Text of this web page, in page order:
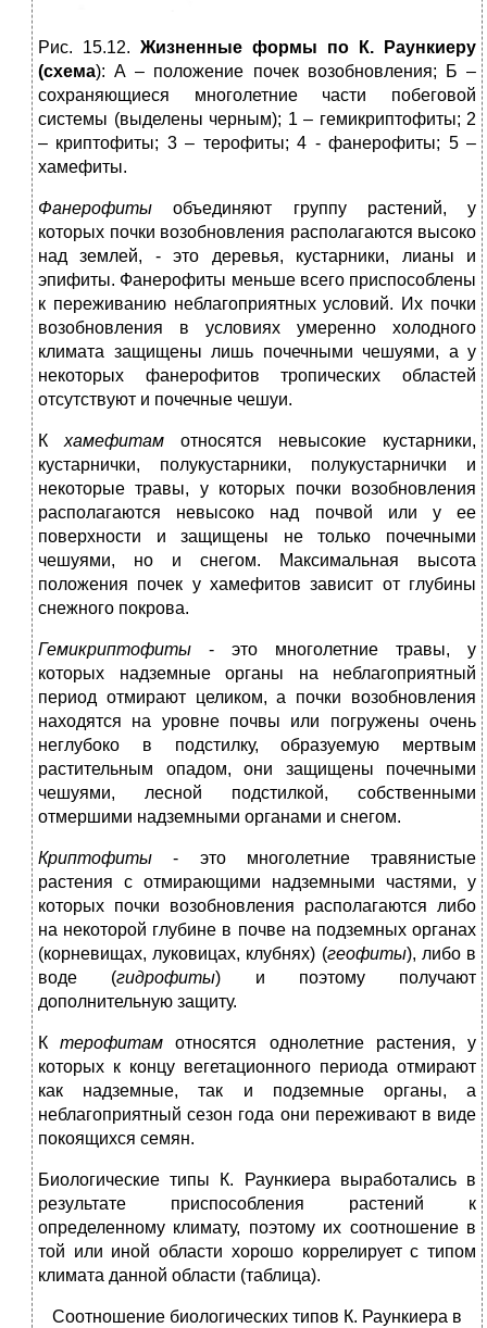
Рис. 15.12. Жизненные формы по К. Раункиеру
(схема): А – положение почек возобновления; Б –
сохраняющиеся многолетние части побеговой
системы (выделены черным); 1 – гемикриптофиты; 2
– криптофиты; 3 – терофиты; 4 - фанерофиты; 5 –
хамефиты.
Фанерофиты объединяют группу растений, у
которых почки возобновления располагаются высоко
над землей, - это деревья, кустарники, лианы и
эпифиты. Фанерофиты меньше всего приспособлены
к переживанию неблагоприятных условий. Их почки
возобновления в условиях умеренно холодного
климата защищены лишь почечными чешуями, а у
некоторых фанерофитов тропических областей
отсутствуют и почечные чешуи.
К хамефитам относятся невысокие кустарники,
кустарнички, полукустарники, полукустарнички и
некоторые травы, у которых почки возобновления
располагаются невысоко над почвой или у ее
поверхности и защищены не только почечными
чешуями, но и снегом. Максимальная высота
положения почек у хамефитов зависит от глубины
снежного покрова.
Гемикриптофиты - это многолетние травы, у
которых надземные органы на неблагоприятный
период отмирают целиком, а почки возобновления
находятся на уровне почвы или погружены очень
неглубоко в подстилку, образуемую мертвым
растительным опадом, они защищены почечными
чешуями, лесной подстилкой, собственными
отмершими надземными органами и снегом.
Криптофиты - это многолетние травянистые
растения с отмирающими надземными частями, у
которых почки возобновления располагаются либо
на некоторой глубине в почве на подземных органах
(корневищах, луковицах, клубнях) (геофиты), либо в
воде (гидрофиты) и поэтому получают
дополнительную защиту.
Ктерофитам относятся однолетние растения, у
которых к концу вегетационного периода отмирают
как надземные, так и подземные органы, а
неблагоприятный сезон года они переживают в виде
покоящихся семян.
Биологические типы К. Раункиера выработались в
результате приспособления растений к
определенному климату, поэтому их соотношение в
той или иной области хорошо коррелирует с типом
климата данной области (таблица).
Соотношение биологических типов К. Раункиера в